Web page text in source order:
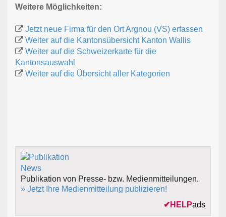
Weitere Möglichkeiten:
Jetzt neue Firma für den Ort Argnou (VS) erfassen
Weiter auf die Kantonsübersicht Kanton Wallis
Weiter auf die Schweizerkarte für die
Kantonsauswahl
Weiter auf die Übersicht aller Kategorien
Publikation von Presse- bzw. Medienmitteilungen.
» Jetzt Ihre Medienmitteilung publizieren!
✔ HELPads